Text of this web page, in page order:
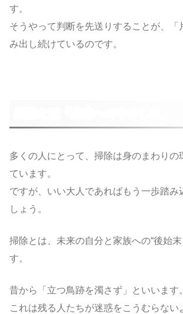
す。
そうやって判断を先送りすることが、「
み出し続けているのです。
多くの人にとって、掃除は身のまわりの
ています。
ですが、いい大人であればもう一歩踏み
しょう。
掃除とは、未来の自分と家族への“後始
す。
昔から「立つ鳥跡を濁さず」といいます。
これは残る人たちが迷惑をこうむらない